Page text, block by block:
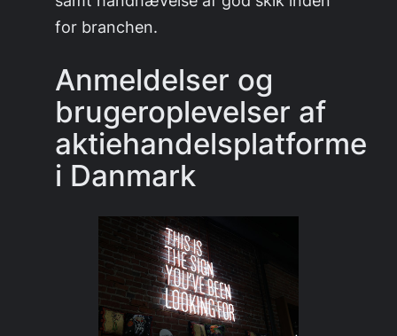
for branchen.
Anmeldelser og
brugeroplevelser af
aktiehandelsplatforme
i Danmark